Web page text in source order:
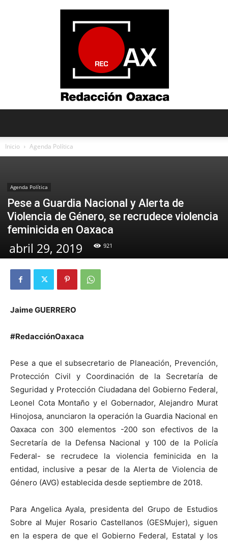
Inicio Agenda Política
Agenda Política
Pese a Guardia Nacional y Alerta de
Violencia de Género, se recrudece violencia
feminicida en Oaxaca
abril 29, 2019 921
Jaime GUERRERO
#RedacciónOaxaca
Pese a que el subsecretario de Planeación, Prevención,
Protección Civil y Coordinación de la Secretaría de
Seguridad y Protección Ciudadana del Gobierno Federal,
Leonel Cota Montaño y el Gobernador, Alejandro Murat
Hinojosa, anunciaron la operación la Guardia Nacional en
Oaxaca con 300 elementos -200 son efectivos de la
Secretaría de la Defensa Nacional y 100 de la Policía
Federal- se recrudece la violencia feminicida en la
entidad, inclusive a pesar de la Alerta de Violencia de
Género (AVG) establecida desde septiembre de 2018.
Para Angelica Ayala, presidenta del Grupo de Estudios
Sobre al Mujer Rosario Castellanos (GESMujer), siguen
en la espera de que el Gobierno Federal, Estatal y los